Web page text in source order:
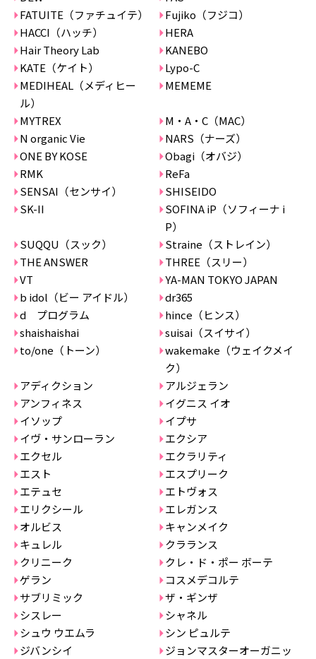
FATUITE（ファチュイテ）
Fujiko（フジコ）
HACCI（ハッチ）
HERA
Hair Theory Lab
KANEBO
KATE（ケイト）
Lypo-C
MEDIHEAL（メディヒー
ル）
MEMEME
MYTREX
M・A・C（MAC）
N organic Vie
NARS（ナーズ）
ONE BY KOSE
Obagi（オバジ）
RMK
ReFa
SENSAI（センサイ）
SHISEIDO
SK-II
SOFINA iP（ソフィーナ i
P）
SUQQU（スック）
Straine（ストレイン）
THE ANSWER
THREE（スリー）
VT
YA-MAN TOKYO JAPAN
b idol（ビー アイドル）
dr365
d プログラム
hince（ヒンス）
shaishaishai
suisai（スイサイ）
to/one（トーン）
wakemake（ウェイクメイ
ク）
アディクション
アルジェラン
アンフィネス
イグニス イオ
イソップ
イプサ
イヴ・サンローラン
エクシア
エクセル
エクラリティ
エスト
エスプリーク
エテュセ
エトヴォス
エリクシール
エレガンス
オルビス
キャンメイク
キュレル
クラランス
クリニーク
クレ・ド・ポー ボーテ
ゲラン
コスメデコルテ
サブリミック
ザ・ギンザ
シスレー
シャネル
シュウ ウエムラ
シン ピュルテ
ジバンシイ
ジョンマスターオーガニッ